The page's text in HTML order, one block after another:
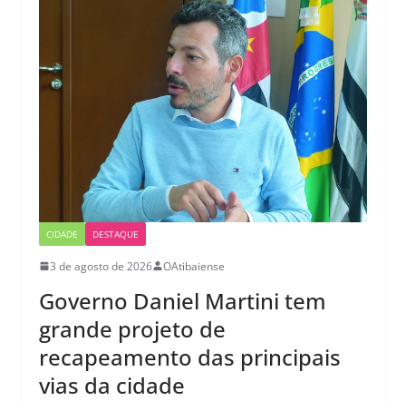
CIDADE DESTAQUE
3 de agosto de 2026 OAtibaiense
Governo Daniel Martini tem
grande projeto de
recapeamento das principais
vias da cidade